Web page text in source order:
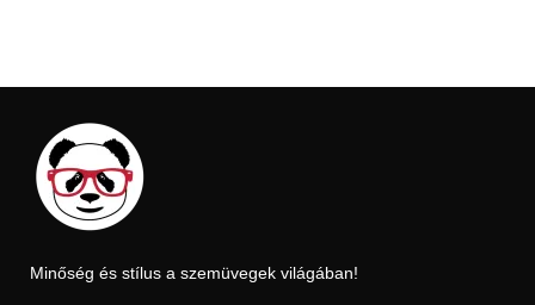
Minőség és stílus a szemüvegek világában!